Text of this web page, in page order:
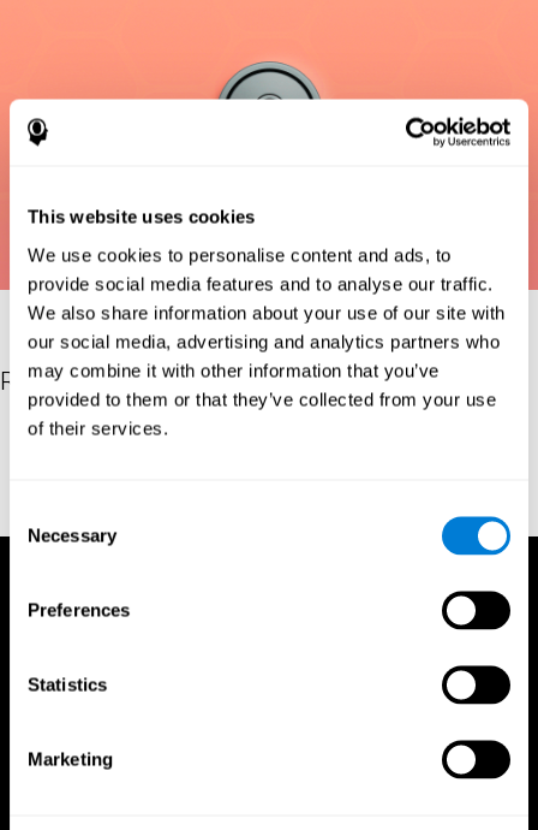
This website uses cookies
We use cookies to personalise content and ads, to
provide social media features and to analyse our traffic.
We also share information about your use of our site with
our social media, advertising and analytics partners who
may combine it with other information that you’ve
provided to them or that they’ve collected from your use
of their services.
Selection
Necessary
Preferences
Statistics
Marketing
Referências
Bastiaanse, Y. R. M., Edwards, S., Maas, E., & Rispens, J. E.